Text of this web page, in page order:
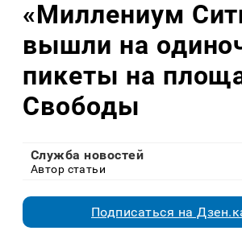
«Миллениум
вышли на
пикеты на
Свободы
Служба новостей
Автор статьи
Подписаться на